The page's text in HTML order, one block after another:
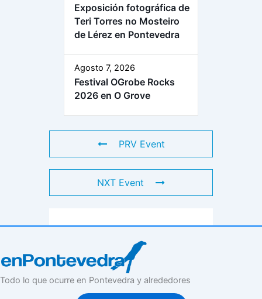
Exposición fotográfica de
Teri Torres no Mosteiro
de Lérez en Pontevedra
Agosto 7, 2026
Festival OGrobe Rocks
2026 en O Grove
PRV Event
NXT Event
Todo lo que ocurre en Pontevedra y alrededores